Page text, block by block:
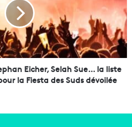
Eicher, Selah Sue… la liste
la Fiesta des Suds dévoilée